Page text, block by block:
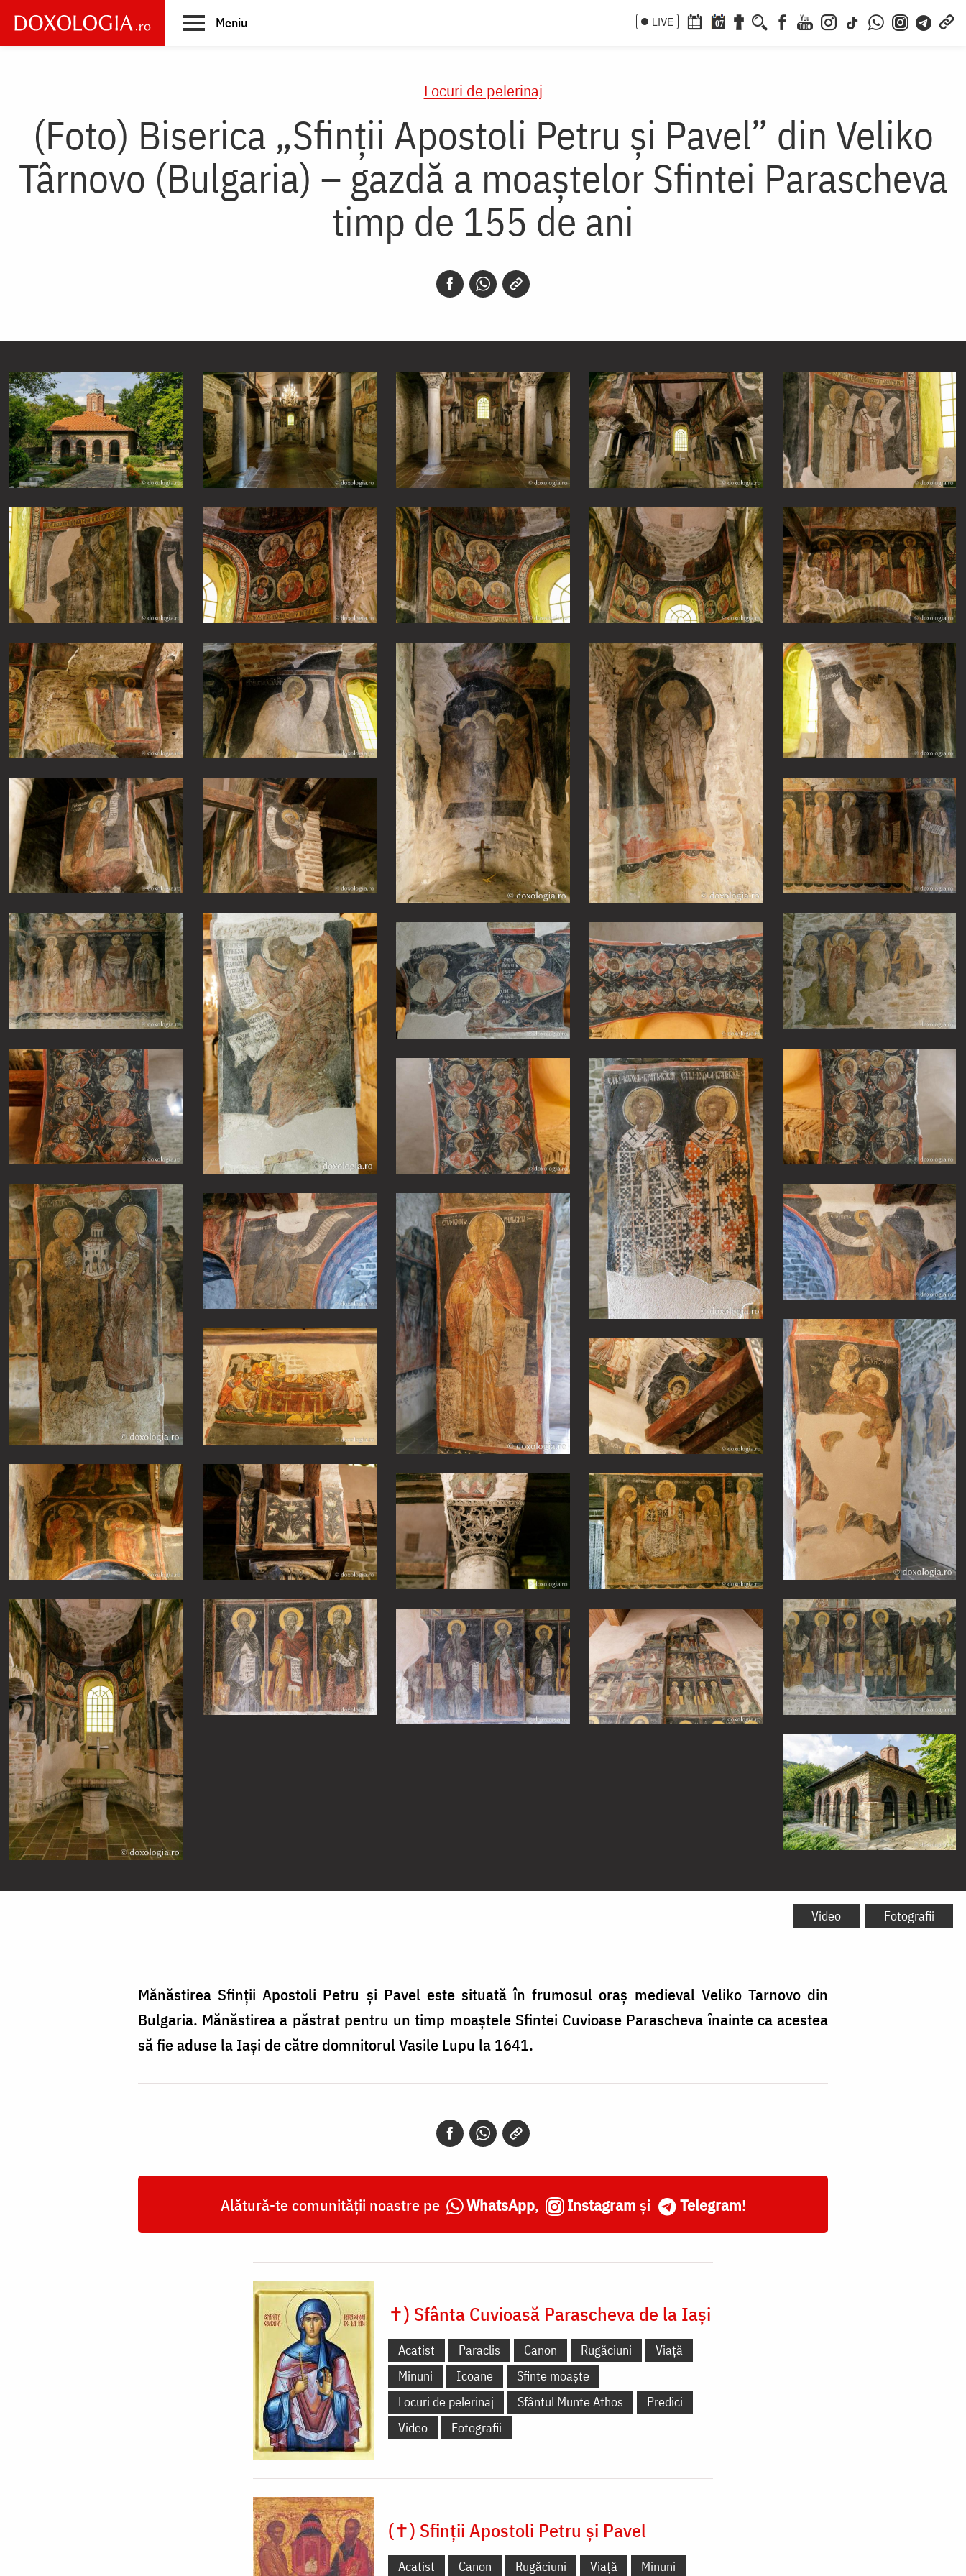
main
Meniu LIVE 07
Locuri de pelerinaj
(Foto) Biserica „Sfinții Apostoli Petru și Pavel” din Veliko
Târnovo (Bulgaria) – gazdă a moaștelor Sfintei Parascheva
timp de 155 de ani
Video Fotografii
Mănăstirea Sfinții Apostoli Petru și Pavel este situată în frumosul oraș medieval Veliko Tarnovo din
Bulgaria. Mănăstirea a păstrat pentru un timp moaștele Sfintei Cuvioase Parascheva înainte ca acestea
să fie aduse la Iași de către domnitorul Vasile Lupu la 1641.
Alătură-te comunității noastre pe WhatsApp, Instagram și Telegram!
✝) Sfânta Cuvioasă Parascheva de la Iași
Acatist Paraclis Canon Rugăciuni
Viață
Minuni
Icoane
Sfinte moaște
Locuri de pelerinaj
Sfântul Munte Athos
Predici
Video
Fotografii
(✝) Sfinții Apostoli Petru și Pavel
Acatist Canon Rugăciuni Viață Minuni